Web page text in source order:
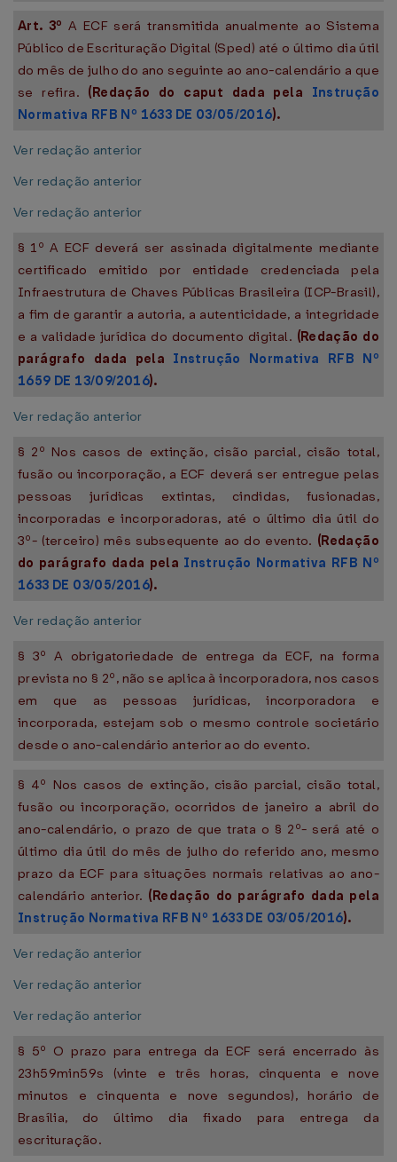
Art. 3º A ECF será transmitida anualmente ao Sistema
Público de Escrituração Digital (Sped) até o último dia útil
do mês de julho do ano seguinte ao ano-calendário a que
se refira. (Redação do caput dada pela Instrução
Normativa RFB Nº 1633 DE 03/05/2016).
Ver redação anterior
Ver redação anterior
Ver redação anterior
§ 1º A ECF deverá ser assinada digitalmente mediante
certificado emitido por entidade credenciada pela
Infraestrutura de Chaves Públicas Brasileira (ICP-Brasil),
a fim de garantir a autoria, a autenticidade, a integridade
e a validade jurídica do documento digital. (Redação do
parágrafo dada pela Instrução Normativa RFB Nº
1659 DE 13/09/2016).
Ver redação anterior
§ 2º Nos casos de extinção, cisão parcial, cisão total,
fusão ou incorporação, a ECF deverá ser entregue pelas
pessoas jurídicas extintas, cindidas, fusionadas,
incorporadas e incorporadoras, até o último dia útil do
3º- (terceiro) mês subsequente ao do evento. (Redação
do parágrafo dada pela Instrução Normativa RFB Nº
1633 DE 03/05/2016).
Ver redação anterior
§ 3º A obrigatoriedade de entrega da ECF, na forma
prevista no § 2º, não se aplica à incorporadora, nos casos
em que as pessoas jurídicas, incorporadora e
incorporada, estejam sob o mesmo controle societário
desde o ano-calendário anterior ao do evento.
§ 4º Nos casos de extinção, cisão parcial, cisão total,
fusão ou incorporação, ocorridos de janeiro a abril do
ano-calendário, o prazo de que trata o § 2º- será até o
último dia útil do mês de julho do referido ano, mesmo
prazo da ECF para situações normais relativas ao ano-
calendário anterior. (Redação do parágrafo dada pela
Instrução Normativa RFB Nº 1633 DE 03/05/2016).
Ver redação anterior
Ver redação anterior
Ver redação anterior
§ 5º O prazo para entrega da ECF será encerrado às
23h59min59s (vinte e três horas, cinquenta e nove
minutos e cinquenta e nove segundos), horário de
Brasília, do último dia fixado para entrega da
escrituração.